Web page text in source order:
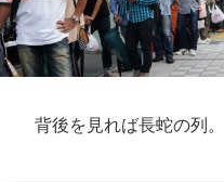
背後を見れば長蛇の列